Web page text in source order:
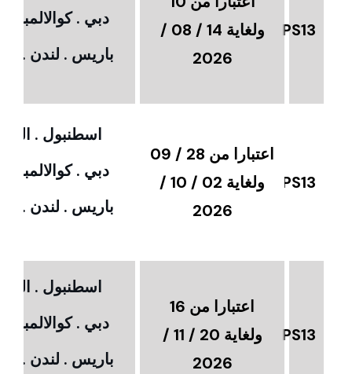
PS13
ولغاية 14 / 08 /
2026
دبي .
باريس . لندن .
PS13
اعتبارا من 28 / 09
ولغاية 02 / 10 /
2026
اسطنبول .
دبي .
باريس . لندن .
PS13
اعتبارا من 16
ولغاية 20 / 11 /
2026
اسطنبول .
دبي .
باريس . لندن .